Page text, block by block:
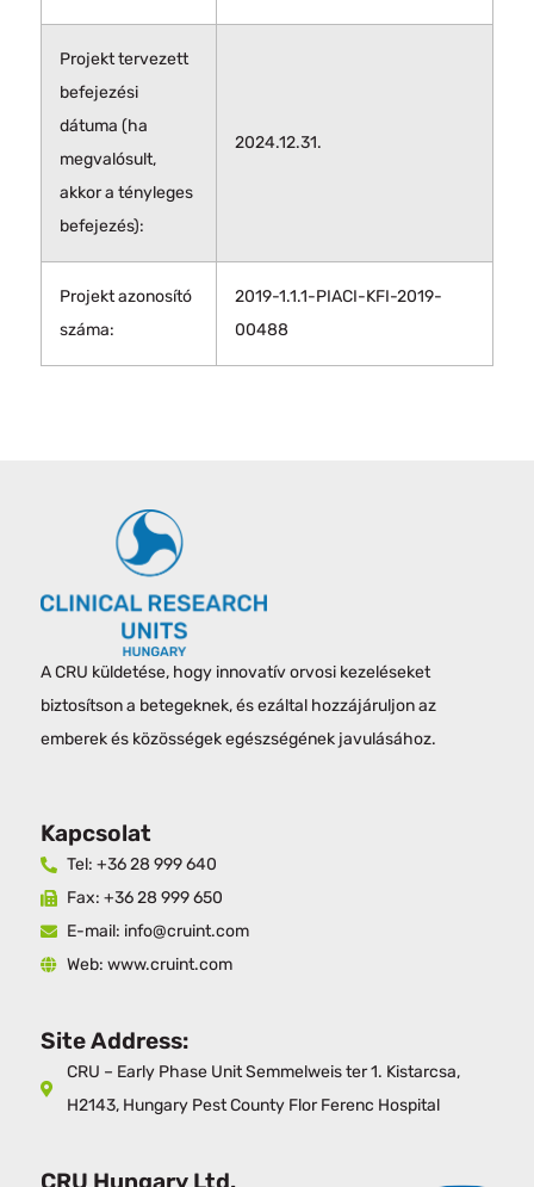
Projekt tervezett
befejezési
dátuma (ha
megvalósult,
akkor a tényleges
befejezés):
2024.12.31.
Projekt azonosító
száma:
2019-1.1.1-PIACI-KFI-2019-
00488
A CRU küldetése, hogy innovatív orvosi kezeléseket
biztosítson a betegeknek, és ezáltal hozzájáruljon az
emberek és közösségek egészségének javulásához.
Kapcsolat
Tel: +36 28 999 640
Fax: +36 28 999 650
E-mail: info@cruint.com
Web: www.cruint.com
Site Address:
CRU – Early Phase Unit Semmelweis ter 1. Kistarcsa,
H2143, Hungary Pest County Flor Ferenc Hospital
CRU Hungary Ltd.